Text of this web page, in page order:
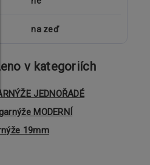
na zeď
v kategoriích
JEDNOŘADÉ
MODERNÍ
19mm